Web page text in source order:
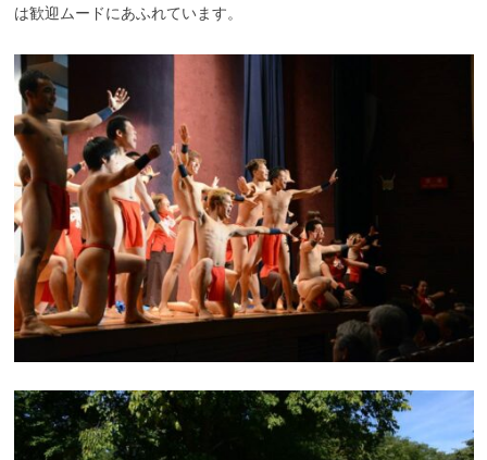
は歓迎ムードにあふれています。